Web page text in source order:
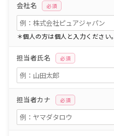
会社名 必須
＊個人の方は個人と入力ください。
担当者氏名 必須
担当者カナ 必須